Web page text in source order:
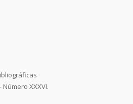
XXXVI.